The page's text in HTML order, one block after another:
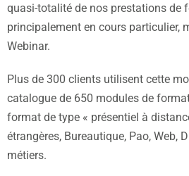
quasi-totalité de nos prestations de
principalement en cours particulier,
Webinar.
Plus de 300 clients utilisent cette
catalogue de 650 modules de
format de type « présentiel à
étrangères, Bureautique, Pao, Web,
métiers.